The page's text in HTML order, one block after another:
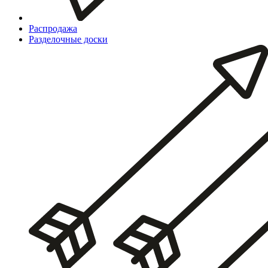
Распродажа
Разделочные доски